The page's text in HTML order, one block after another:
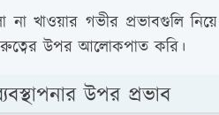
খাওয়ার গভীর প্রভাবগুলি
উপর আলোকপাত করি।
উপর প্রভাব